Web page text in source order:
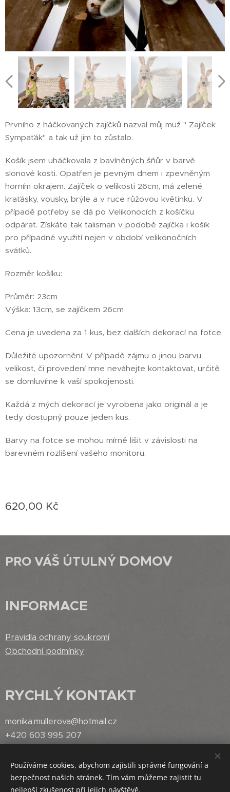
Prvního z háčkovaných zajíčků nazval můj muž " Zajíček
Sympaťák" a tak už jim to zůstalo.
Košík jsem uháčkovala z bavlněných šňůr v barvě
slonové kosti. Opatřen je pevným dnem i zpevněným
horním okrajem. Zajíček o velikosti 26cm, má zelené
kraťásky, vousky, brýle a v ruce růžovou květinku. V
případě potřeby se dá po Velikonocích z košíčku
odpárat. Získáte tak talisman v podobě zajíčka i košík
pro případné využití nejen v období velikonočních
svátků.
Rozměr košíku:
Průměr: 23cm
Výška: 13cm, se zajíčkem 26cm
Cena je uvedena za 1 kus, bez dalších dekorací na fotce.
Důležité upozornění: V případě zájmu o jinou barvu,
velikost, či provedení mne neváhejte kontaktovat, určitě
se domluvíme k vaší spokojenosti.
Každá z mých dekorací je vyrobena jako originál a je
tedy dostupný pouze jeden kus.
Barvy na fotce se mohou mírně lišit v závislosti na
barevném rozlišení vašeho monitoru.
620,00 Kč
PRO VÁŠ ÚTULNÝ DOMOV
INFORMACE
Pravidla ochrany soukromí
Obchodní podmínky
RYCHLÝ KONTAKT
monika.mullerova@hotmail.cz
+420 603 995 207
Vytvořeno službouWebnode Cookies
Používáme cookies, abychom zajistili správné fungování a
bezpečnost našich stránek. Tím vám můžeme zajistit tu
nejlepší zkušenost při jejich návštěvě.